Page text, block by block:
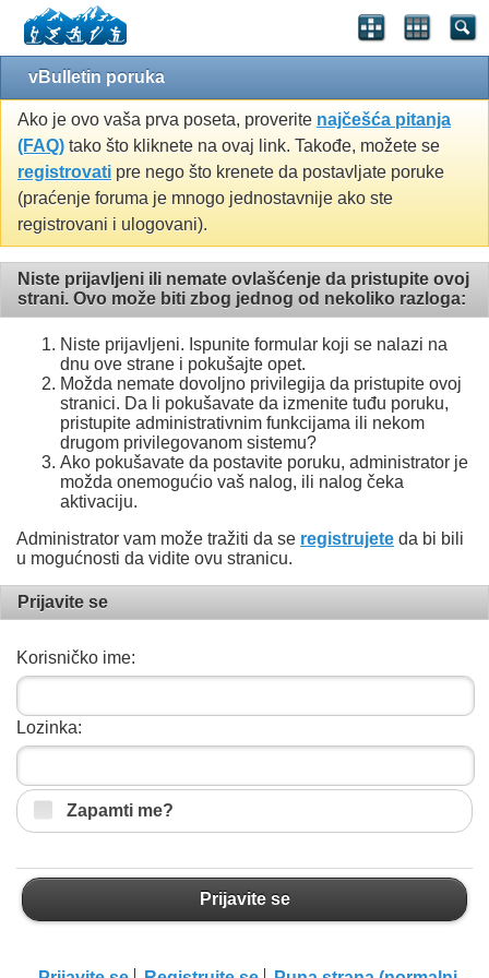
vBulletin poruka
Ako je ovo vaša prva poseta, proverite najčešća pitanja
(FAQ) tako što kliknete na ovaj link. Takođe, možete se
registrovati pre nego što krenete da postavljate poruke
(praćenje foruma je mnogo jednostavnije ako ste
registrovani i ulogovani).
Niste prijavljeni ili nemate ovlašćenje da pristupite ovoj
strani. Ovo može biti zbog jednog od nekoliko razloga:
Niste prijavljeni. Ispunite formular koji se nalazi na
dnu ove strane i pokušajte opet.
Možda nemate dovoljno privilegija da pristupite ovoj
stranici. Da li pokušavate da izmenite tuđu poruku,
pristupite administrativnim funkcijama ili nekom
drugom privilegovanom sistemu?
Ako pokušavate da postavite poruku, administrator je
možda onemogućio vaš nalog, ili nalog čeka
aktivaciju.
Administrator vam može tražiti da se registrujete da bi bili
u mogućnosti da vidite ovu stranicu.
Prijavite se
Korisničko ime:
Lozinka:
Zapamti me?
Prijavite se